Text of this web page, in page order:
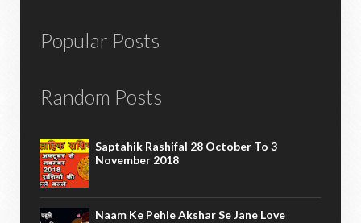
Popular Posts
Random Posts
Saptahik Rashifal 28 October To 3
November 2018
Naam Ke Pehle Akshar Se Jane Love